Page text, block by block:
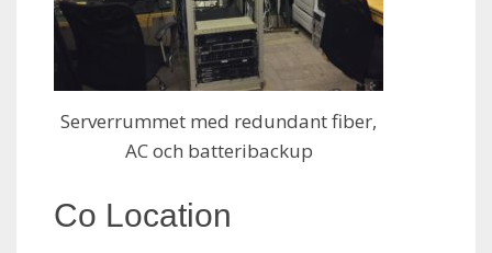
Serverrummet med redundant fiber,
AC och batteribackup
Co Location